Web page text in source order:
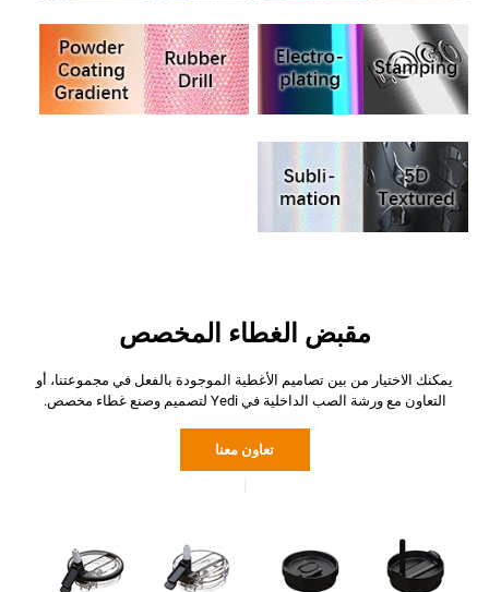
مقبض الغطاء المخصص
يمكنك الاختيار من بين تصاميم الأغطية الموجودة بالفعل في مجموعتنا، أو
التعاون مع ورشة الصب الداخلية في Yedi لتصميم وصنع غطاء مخصص.
تعاون معنا